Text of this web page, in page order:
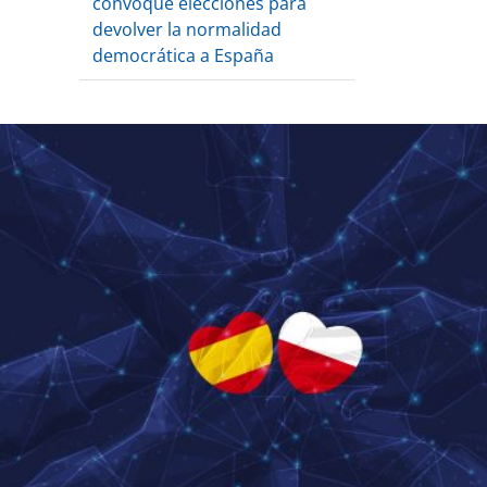
devolver la normalidad
democrática a España